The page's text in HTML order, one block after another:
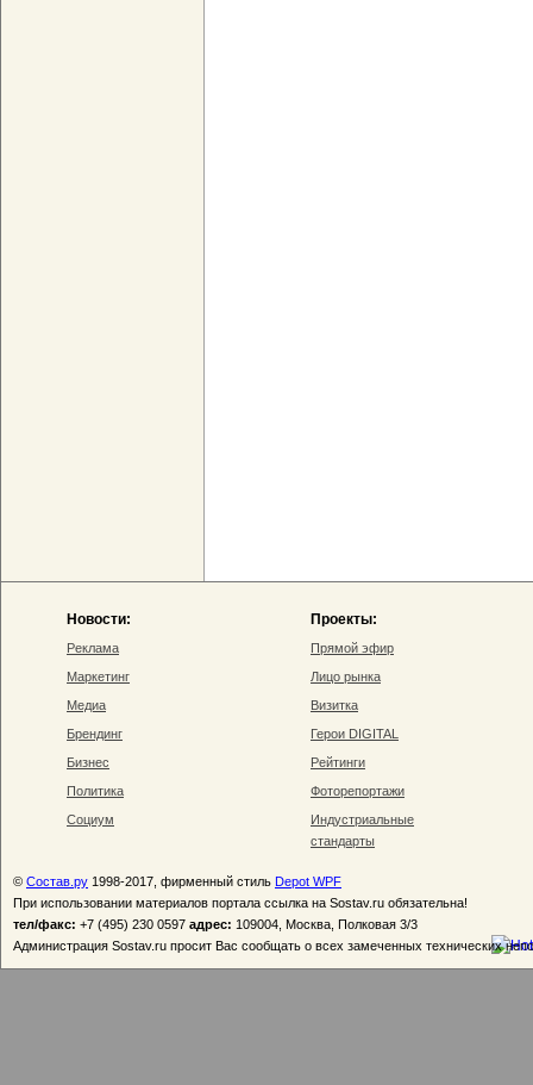
Новости:
Реклама
Маркетинг
Медиа
Брендинг
Бизнес
Политика
Социум
Проекты:
Прямой эфир
Лицо рынка
Визитка
Герои DIGITAL
Рейтинги
Фоторепортажи
Индустриальные
стандарты
© Состав.ру 1998-2017, фирменный стиль Depot WPF
При использовании материалов портала ссылка на Sostav.ru обязательна!
тел/факс: +7 (495) 230 0597 адрес: 109004, Москва, Полковая 3/3
Администрация Sostav.ru просит Вас сообщать о всех замеченных технических